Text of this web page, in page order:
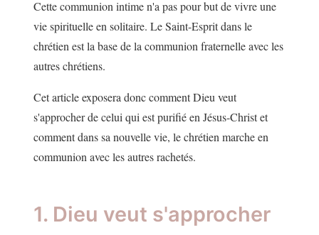
Cette communion intime n'a pas pour but de vivre une
vie spirituelle en solitaire. Le Saint-Esprit dans le
chrétien est la base de la communion fraternelle avec les
autres chrétiens.
Cet article exposera donc comment Dieu veut
s'approcher de celui qui est purifié en Jésus-Christ et
comment dans sa nouvelle vie, le chrétien marche en
communion avec les autres rachetés.
1. Dieu veut s'approcher